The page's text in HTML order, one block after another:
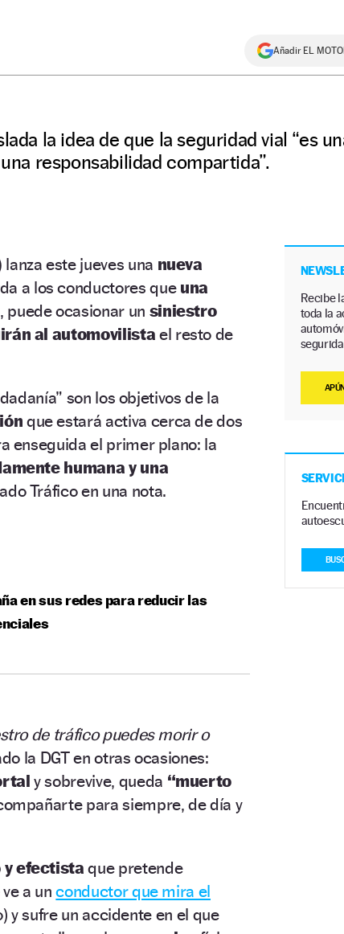
Añadir EL
la idea de que la seguridad vial “es
responsabilidad compartida”.
lanza este jueves una nueva
a los conductores que una
puede ocasionar un siniestro
al automovilista el resto de
son los objetivos de la
que estará activa cerca de dos
enseguida el primer plano: la
humana y una
Tráfico en una nota.
en sus redes para reducir las
de tráfico puedes morir o
la DGT en otras ocasiones:
y sobrevive, queda “muerto
para siempre, de día y
y efectistaque pretende
a unconductor que mira el
y sufre un accidente en el que
Recibe
toda la